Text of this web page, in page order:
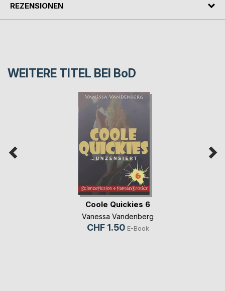
REZENSIONEN
WEITERE TITEL BEI BoD
Coole Quickies 6
Vanessa Vandenberg
CHF 1.50 E-Book